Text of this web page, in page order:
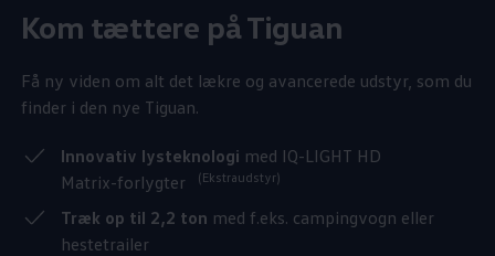
Kom tættere på Tiguan
Få ny viden om alt det lækre og avancerede udstyr, som du
finder i den nye Tiguan.
Innovativ lysteknologi med IQ-LIGHT HD
Matrix-forlygter
(Ekstraudstyr)
Træk op til 2,2 ton med f.eks. campingvogn eller
hestetrailer